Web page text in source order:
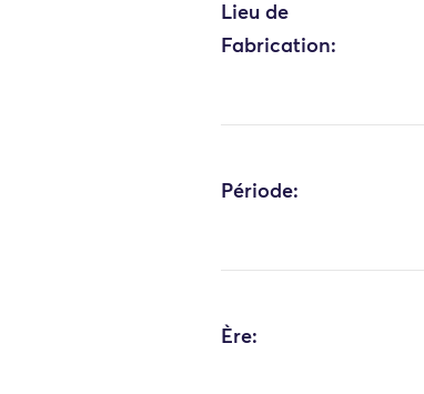
Lieu de
Fabrication:
Période:
Ère: